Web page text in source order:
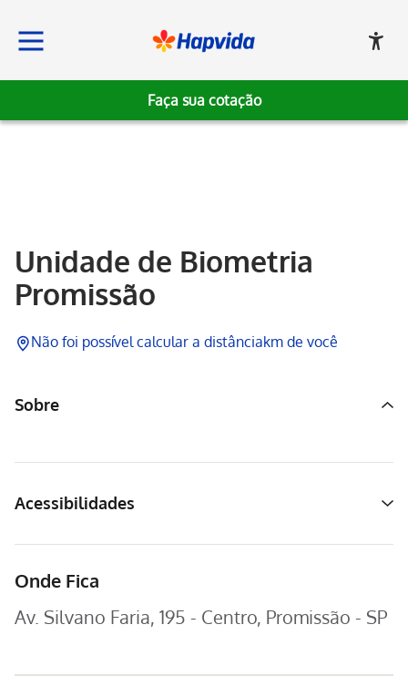
Faça sua cotação
Unidade de Biometria
Promissão
Não foi possível calcular a distânciakm de você
Sobre
Acessibilidades
Onde Fica
Av. Silvano Faria, 195 - Centro, Promissão - SP